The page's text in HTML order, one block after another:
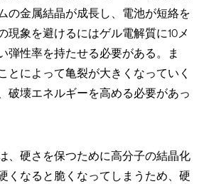
の金属結晶が成長し、電池が短絡を
現象を避けるにはゲル電解質に10メ
弾性率を持たせる必要がある。ま
とによって亀裂が大きくなっていく
破壊エネルギーを高める必要があっ
、硬さを保つために高分子の結晶化
くなると脆くなってしまうため、硬